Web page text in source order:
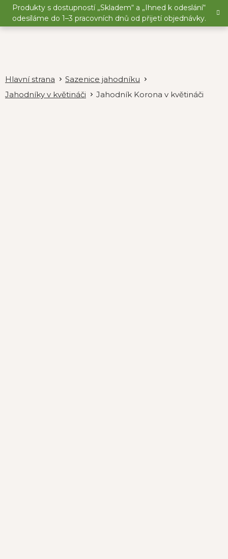
Přejít
obsah
Produkty s dostupností „Skladem“ a „Ihned k odeslání“
odesíláme do 1–3 pracovních dnů od přijetí objednávky.
Sazenice jahodníku
Jahodníky v květináči
Jahodník Korona v květináči